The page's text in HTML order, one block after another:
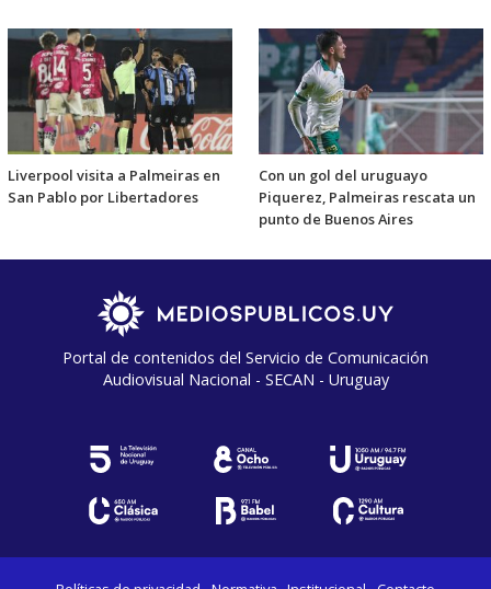
Liverpool visita a Palmeiras en
San Pablo por Libertadores
Con un gol del uruguayo
Piquerez, Palmeiras rescata un
punto de Buenos Aires
Portal de contenidos del Servicio de Comunicación
Audiovisual Nacional - SECAN - Uruguay